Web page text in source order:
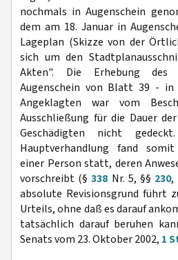
nochmals in Augenschein
dem am 18. Januar in
Lageplan (Skizze von der
sich um den
Akten". Die Erhebung des
Augenschein von Blatt 39 - in
Angeklagten war vom
Ausschließung für die Dauer
Geschädigten nicht
Hauptverhandlung fand
einer Person statt, deren
vorschreibt (§338 Nr. 5, §§ 230,
absolute Revisionsgrund führt
Urteils, ohne daß es darauf
tatsächlich darauf beruhen
Senats vom 23. Oktober 2002, 1